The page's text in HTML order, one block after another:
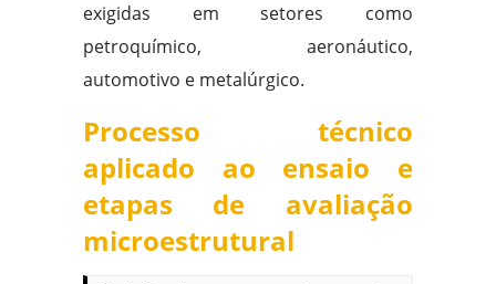
exigidas em setores como
petroquímico, aeronáutico,
automotivo e metalúrgico.
Processo técnico
aplicado ao ensaio e
etapas de avaliação
microestrutural